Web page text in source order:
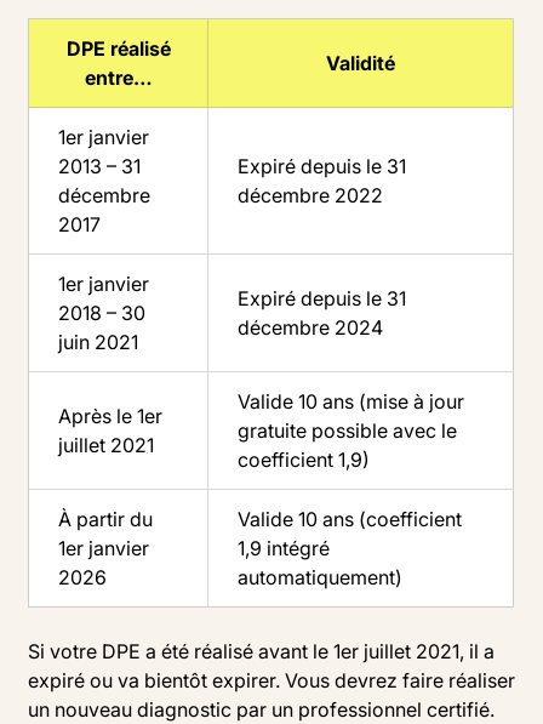
DPE réalisé
entre…
Validité
1er janvier
2013 – 31
décembre
2017
Expiré depuis le 31
décembre 2022
1er janvier
2018 – 30
juin 2021
Expiré depuis le 31
décembre 2024
Après le 1er
juillet 2021
Valide 10 ans (mise à jour
gratuite possible avec le
coefficient 1,9)
À partir du
1er janvier
2026
Valide 10 ans (coefficient
1,9 intégré
automatiquement)
Si votre DPE a été réalisé avant le 1er juillet 2021, il a
expiré ou va bientôt expirer. Vous devrez faire réaliser
un nouveau diagnostic par un professionnel certifié.